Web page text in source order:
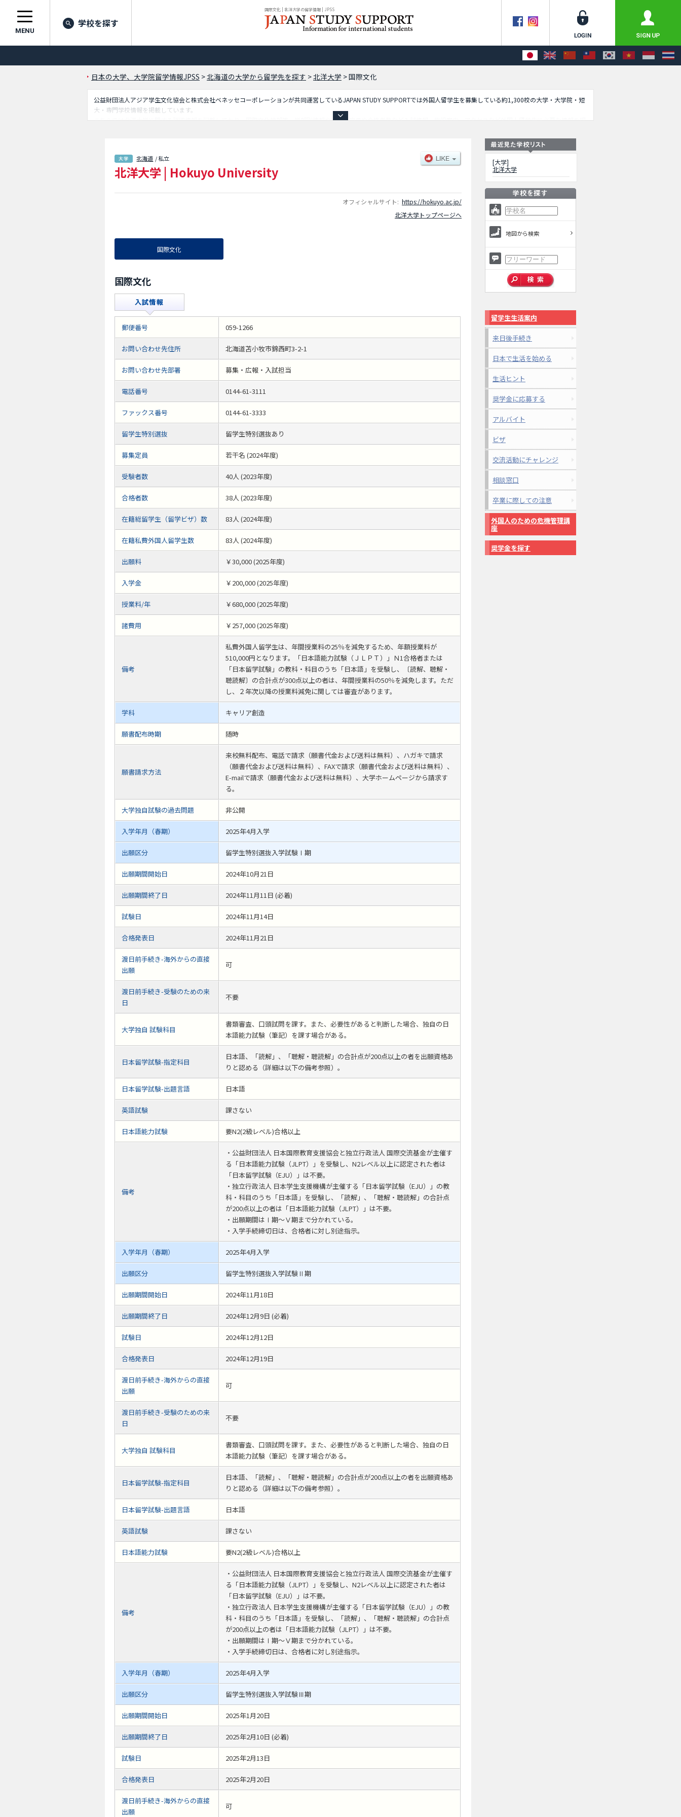
国際文化 | 北洋大学の留学情報 | JPSS
MENU
学校を探す
日本の大学、大学院留学情報JPSS >北海道の大学から留学先を探す >北洋大学 >国際文化
公益財団法人アジア学生文化協会と株式会社ベネッセコーポレーションが共同運営しているJAPAN STUDY SUPPORTでは外国人留学生を募集している約1,300校の大学・大学院・短
大・専門学校情報を掲載しています。
こちらでは北洋大学に関する詳細情報を記載しており、国際文化学部等、学部別情報や、募集定員や合格者数など入試情報、施設案内、アクセスなど外国人留学生に必要な情報を掲
北海道 / 私立
北洋大学 | Hokuyo University
オフィシャルサイト: https://hokuyo.ac.jp/
北洋大学トップページへ
国際文化
国際文化
郵便番号 059-1266
お問い合わせ先住所 北海道苫小牧市錦西町3-2-1
お問い合わせ先部署 募集・広報・入試担当
電話番号 0144-61-3111
ファックス番号 0144-61-3333
留学生特別選抜 留学生特別選抜あり
募集定員 若干名 (2024年度)
受験者数 40人 (2023年度)
合格者数 38人 (2023年度)
在籍総留学生（留学ビザ）数 83人 (2024年度)
在籍私費外国人留学生数 83人 (2024年度)
出願料 ￥30,000 (2025年度)
入学金 ￥200,000 (2025年度)
授業料/年 ￥680,000 (2025年度)
諸費用 ￥257,000 (2025年度)
備考
私費外国人留学生は、年間授業料の25％を減免するため、年額授業料が
510,000円となります。「日本語能力試験（ＪＬＰＴ）」Ｎ1合格者または
「日本留学試験」の教科・科目のうち「日本語」を受験し、〔読解、聴解・
聴読解〕の合計点が300点以上の者は、年間授業料の50％を減免します。ただ
し、２年次以降の授業料減免に関しては審査があります。
学科 キャリア創造
願書配布時期 随時
願書請求方法
来校無料配布、電話で請求（願書代金および送料は無料）、ハガキで請求
（願書代金および送料は無料）、FAXで請求（願書代金および送料は無料）、
E-mailで請求（願書代金および送料は無料）、大学ホームページから請求す
る。
大学独自試験の過去問題 非公開
入学年月（春期） 2025年4月入学
出願区分 留学生特別選抜入学試験Ⅰ期
出願期間開始日 2024年10月21日
出願期間終了日 2024年11月11日 (必着)
試験日 2024年11月14日
合格発表日 2024年11月21日
渡日前手続き-海外からの直接
出願
可
渡日前手続き-受験のための来
日
不要
大学独自 試験科目
書類審査、口頭試問を課す。また、必要性があると判断した場合、独自の日
本語能力試験（筆記）を課す場合がある。
日本留学試験-指定科目
日本語、「読解」、「聴解・聴読解」の合計点が200点以上の者を出願資格あ
りと認める（詳細は以下の備考参照）。
日本留学試験-出題言語 日本語
英語試験 課さない
日本語能力試験 要N2(2級レベル)合格以上
備考
・公益財団法人 日本国際教育支援協会と独立行政法人 国際交流基金が主催す
る「日本語能力試験（JLPT）」を受験し、N2レベル以上に認定された者は
「日本留学試験（EJU）」は不要。
・独立行政法人 日本学生支援機構が主催する「日本留学試験（EJU）」の教
科・科目のうち「日本語」を受験し、「読解」、「聴解・聴読解」の合計点
が200点以上の者は「日本語能力試験（JLPT）」は不要。
・出願期間はⅠ期～Ⅴ期まで分かれている。
・入学手続締切日は、合格者に対し別途指示。
入学年月（春期） 2025年4月入学
出願区分 留学生特別選抜入学試験Ⅱ期
出願期間開始日 2024年11月18日
出願期間終了日 2024年12月9日 (必着)
試験日 2024年12月12日
合格発表日 2024年12月19日
渡日前手続き-海外からの直接
出願
可
渡日前手続き-受験のための来
日
不要
大学独自 試験科目
書類審査、口頭試問を課す。また、必要性があると判断した場合、独自の日
本語能力試験（筆記）を課す場合がある。
日本留学試験-指定科目
日本語、「読解」、「聴解・聴読解」の合計点が200点以上の者を出願資格あ
りと認める（詳細は以下の備考参照）。
日本留学試験-出題言語 日本語
英語試験 課さない
日本語能力試験 要N2(2級レベル)合格以上
備考
・公益財団法人 日本国際教育支援協会と独立行政法人 国際交流基金が主催す
る「日本語能力試験（JLPT）」を受験し、N2レベル以上に認定された者は
「日本留学試験（EJU）」は不要。
・独立行政法人 日本学生支援機構が主催する「日本留学試験（EJU）」の教
科・科目のうち「日本語」を受験し、「読解」、「聴解・聴読解」の合計点
が200点以上の者は「日本語能力試験（JLPT）」は不要。
・出願期間はⅠ期～Ⅴ期まで分かれている。
・入学手続締切日は、合格者に対し別途指示。
入学年月（春期） 2025年4月入学
出願区分 留学生特別選抜入学試験Ⅲ期
出願期間開始日 2025年1月20日
出願期間終了日 2025年2月10日 (必着)
試験日 2025年2月13日
合格発表日 2025年2月20日
渡日前手続き-海外からの直接
出願
可
[大学]
北洋大学
地図から検索
留学生生活案内
来日後手続き
日本で生活を始める
生活ヒント
奨学金に応募する
アルバイト
ビザ
交流活動にチャレンジ
相談窓口
卒業に際しての注意
外国人のための危機管理講
座
奨学金を探す